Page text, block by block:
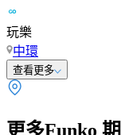
玩樂
中環
查看更多
更多Funko